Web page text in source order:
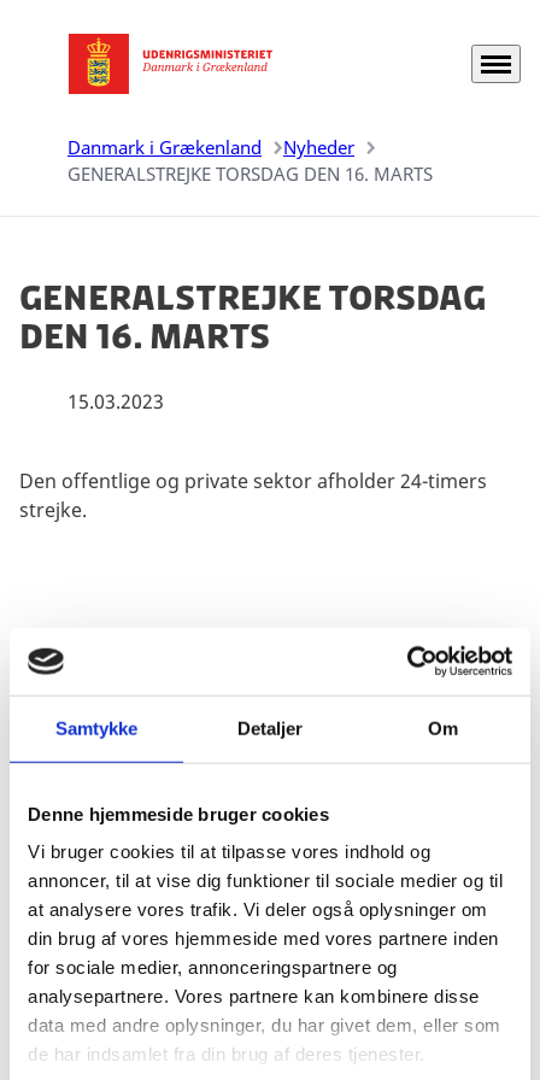
Samtykke Detaljer Om
Denne hjemmeside bruger cookies
Vi bruger cookies til at tilpasse vores indhold og
annoncer, til at vise dig funktioner til sociale medier og til
at analysere vores trafik. Vi deler også oplysninger om
din brug af vores hjemmeside med vores partnere inden
for sociale medier, annonceringspartnere og
analysepartnere. Vores partnere kan kombinere disse
data med andre oplysninger, du har givet dem, eller som
de har indsamlet fra din brug af deres tjenester.
Gå til forsiden Menu
Danmark i Grækenland
Nyheder
GENERALSTREJKE TORSDAG DEN 16. MARTS
GENERALSTREJKE TORSDAG
DEN 16. MARTS
15.03.2023
Den offentlige og private sektor afholder 24-timers
strejke.
Fagforeningerne ADEDY og GSEE har opfodret til en
24 timers generalstrejke torsdag den 16. marts. I
Strejken forventes at omfatte offentlige og private
skoler, banker, posthuse, skattekontorer, offentlige
museer, m.m. Hospitaler vil have
minimumsbemanding i tilfælde af akutte
nødsituationer.
Ifølge ambassadens nuværende oplysninger vil
transportområdet blive påvirket på følgende måde:
Air Traffic controller strejker 24 timer. Afgange og
ankomster i græske lufthavne, herunder Athens